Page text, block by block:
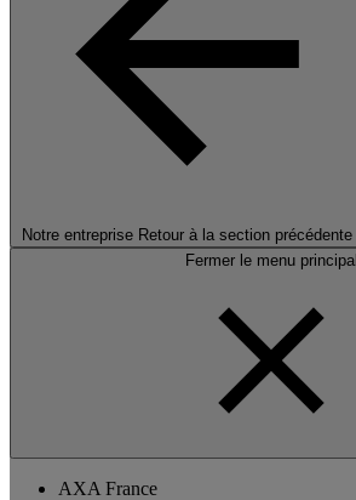
Notre entreprise Retour à la section précédente
Fermer le menu principal
AXA France